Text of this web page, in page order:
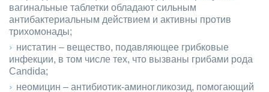
вагинальные таблетки обладают сильным
антибактериальным действием и активны против
трихомонады;
нистатин – вещество, подавляющее грибковые
инфекции, в том числе тех, что вызваны грибами рода
Candida;
неомицин – антибиотик-аминогликозид, помогающий